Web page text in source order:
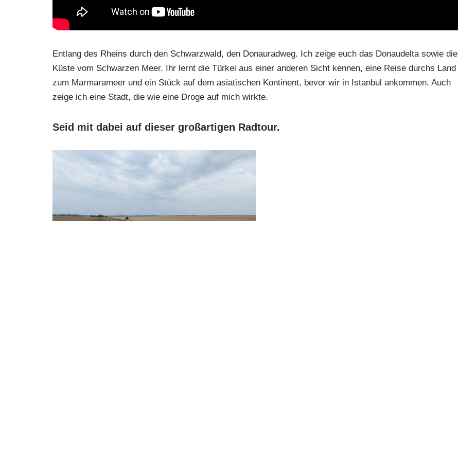
Entlang des Rheins durch den Schwarzwald, den Donauradweg. Ich zeige euch das Donaudelta sowie die
Küste vom Schwarzen Meer. Ihr lernt die Türkei aus einer anderen Sicht kennen, eine Reise durchs Land
zum Marmarameer und ein Stück auf dem asiatischen Kontinent, bevor wir in Istanbul ankommen. Auch
zeige ich eine Stadt, die wie eine Droge auf mich wirkte.
Seid mit dabei auf dieser großartigen Radtour.